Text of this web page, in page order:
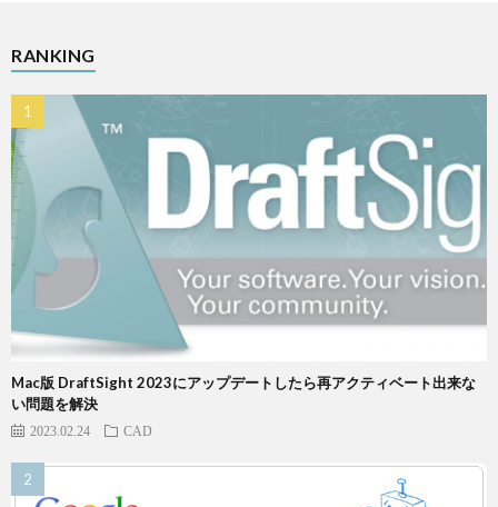
RANKING
Mac版 DraftSight 2023にアップデートしたら再アクティベート出来な
い問題を解決
2023.02.24 CAD